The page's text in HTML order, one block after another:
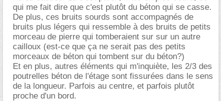
qui me fait dire que c'est plutôt du béton qui se casse.
De plus, ces bruits sourds sont accompagnés de
bruits plus légers qui ressemble à des bruits de petits
morceau de pierre qui tomberaient sur sur un autre
cailloux (est-ce que ça ne serait pas des petits
morceaux de béton qui tombent sur du béton?)
Et en plus, autres éléments qui m'inquiète, les 2/3 des
poutrelles béton de l'étage sont fissurées dans le sens
de la longueur. Parfois au centre, et parfois plutôt
proche d'un bord.